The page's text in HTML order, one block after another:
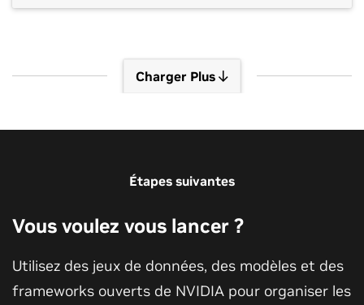
Charger Plus
Étapes suivantes
Vous voulez vous lancer ?
Utilisez des jeux de données, des modèles et des
frameworks ouverts de NVIDIA pour organiser les